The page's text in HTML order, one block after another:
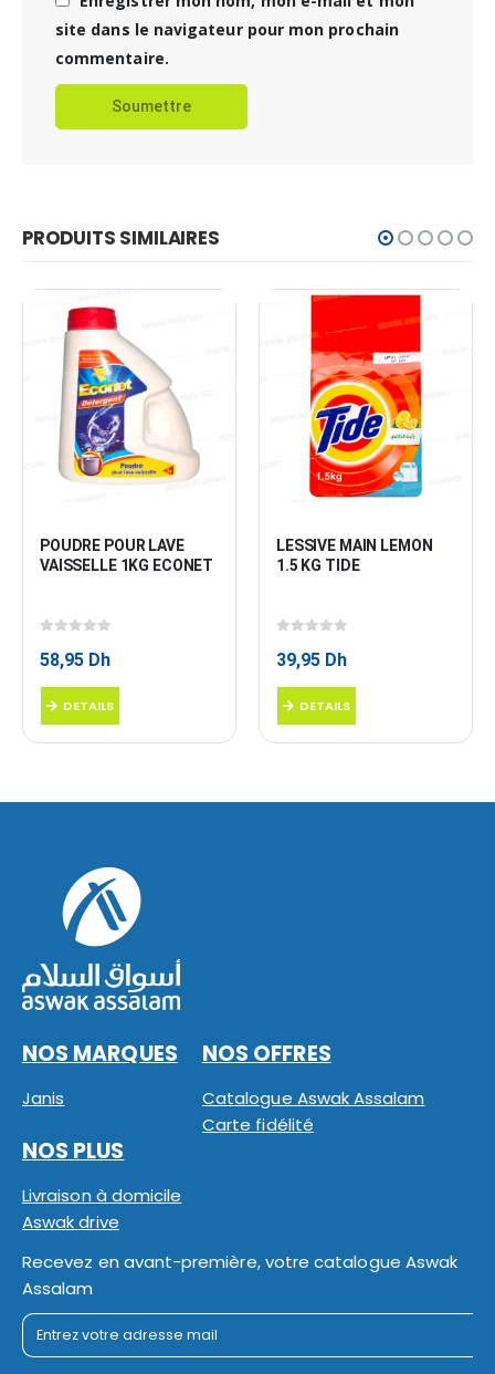
site dans le navigateur pour mon prochain
commentaire.
PRODUITS SIMILAIRES
POUDRE POUR LAVE
VAISSELLE 1KG ECONET
58,95 Dh
DETAILS
LESSIVE MAIN LEMON
1.5 KG TIDE
39,95 Dh
DETAILS
NOS MARQUES
Janis
NOS OFFRES
Catalogue Aswak Assalam
Carte fidélité
NOS PLUS
Livraison à domicile
Aswak drive
Recevez en avant-première, votre catalogue Aswak
Assalam